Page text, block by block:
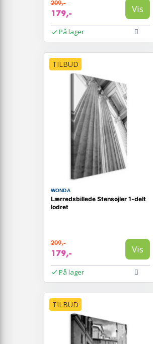
209,-
179,- Vis
På lager
TILBUD
WONDA
Lærredsbillede Stensøjler 1-delt
lodret
209,-
179,- Vis
På lager
TILBUD